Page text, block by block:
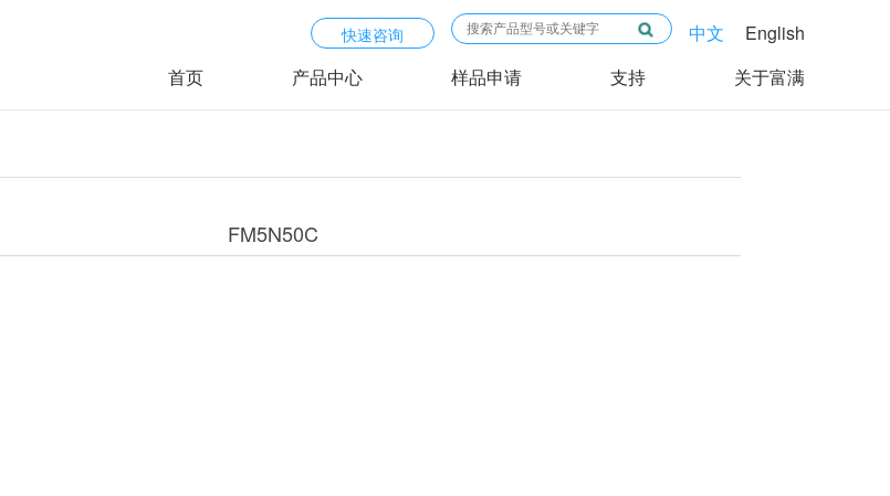
快速咨询 中文
English
首页
产品中心 样品申请 支持 关于富满
FM5N50C